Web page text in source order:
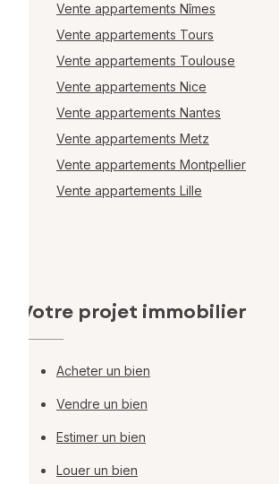
Vente appartements Nîmes
Vente appartements Tours
Vente appartements Toulouse
Vente appartements Nice
Vente appartements Nantes
Vente appartements Metz
Vente appartements Montpellier
Vente appartements Lille
Votre projet immobilier
Acheter un bien
Vendre un bien
Estimer un bien
Louer un bien